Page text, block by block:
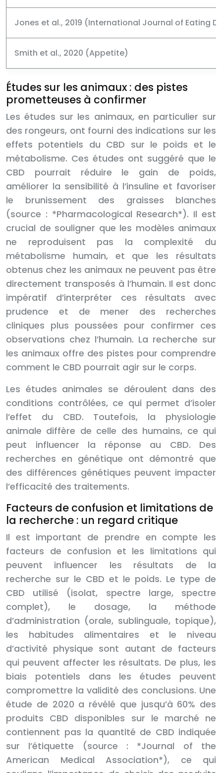
Jones et al., 2019 (International Journal of Eating
Smith et al., 2020 (Appetite)
Études sur les animaux : des pistes
prometteuses à confirmer
Les études sur les animaux, en particulier sur
des rongeurs, ont fourni des indications sur les
effets potentiels du CBD sur le poids et le
métabolisme. Ces études ont suggéré que le
CBD pourrait réduire le gain de poids,
améliorer la sensibilité à l’insuline et favoriser
le brunissement des graisses blanches
(source : *Pharmacological Research*). Il est
crucial de souligner que les modèles animaux
ne reproduisent pas la complexité du
métabolisme humain, et que les résultats
obtenus chez les animaux ne peuvent pas être
directement transposés à l’humain. Il est donc
impératif d’interpréter ces résultats avec
prudence et de mener des recherches
cliniques plus poussées pour confirmer ces
observations chez l’humain. La recherche sur
les animaux offre des pistes pour comprendre
comment le CBD pourrait agir sur le corps.
Les études animales se déroulent dans des
conditions contrôlées, ce qui permet d’isoler
l’effet du CBD. Toutefois, la physiologie
animale diffère de celle des humains, ce qui
peut influencer la réponse au CBD. Des
recherches en génétique ont démontré que
des différences génétiques peuvent impacter
l’efficacité des traitements.
Facteurs de confusion et limitations de
la recherche : un regard critique
Il est important de prendre en compte les
facteurs de confusion et les limitations qui
peuvent influencer les résultats de la
recherche sur le CBD et le poids. Le type de
CBD utilisé (isolat, spectre large, spectre
complet), le dosage, la méthode
d’administration (orale, sublinguale, topique),
les habitudes alimentaires et le niveau
d’activité physique sont autant de facteurs
qui peuvent affecter les résultats. De plus, les
biais potentiels dans les études peuvent
compromettre la validité des conclusions. Une
étude de 2020 a révélé que jusqu’à 60% des
produits CBD disponibles sur le marché ne
contiennent pas la quantité de CBD indiquée
sur l’étiquette (source : *Journal of the
American Medical Association*), ce qui